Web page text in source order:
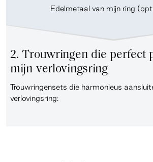
Edelmetaal van mijn ring
2. Trouwringen die perfect
mijn verlovingsring
Trouwringensets die harmonieus
verlovingsring: